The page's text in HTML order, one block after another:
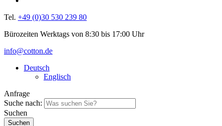
Tel. +49 (0)30 530 239 80
Bürozeiten Werktags von 8:30 bis 17:00 Uhr
info@cotton.de
Deutsch
Englisch
Anfrage
Suche nach:
Suchen